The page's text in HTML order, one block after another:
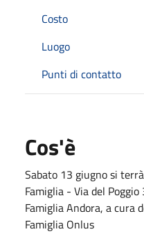
Costo
Luogo
Punti di contatto
Cos'è
Sabato 13 giugno si
Famiglia - Via del
Famiglia Andora, a cura
Famiglia Onlus